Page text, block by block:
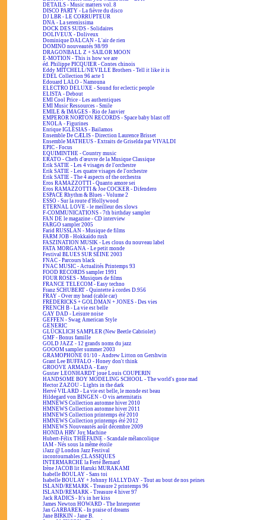
DETAILS - Music matters vol. 8
DISCO PARTY - La fièvre du disco
DJ LBR - LE CORRUPTEUR
DNA - La serenissima
DOCK DES SUDS - Solidaires
DOLIVEUX - Doliveux
Dominique DALCAN - L'air de rien
DOMINO nouveautés 98/99
DRAGONBALL Z + SAILOR MOON
E-MOTION - This is how we are
éd. Philippe PICQUIER - Contes chinois
Eddy MITCHELL/NEVILLE Brothers - Tell it like it is
EDEL Collection 96 acte 1
Edouard LALO - Namouna
ELECTRO DELUXE - Sound for eclectic people
ELISTA - Debout
EMI Cool Price - Les authentiques
EMI Music Ressources - Smile
EMILE & IMAGES - Rio de Janvier
EMPEROR NORTON RECORDS - Space baby blast off
ENOLA - Figurines
Enrique IGLESIAS - Bailamos
Ensemble De CÆLIS - Direction Laurence Brisset
Ensemble MATHEUS - Extraits de Griselda par VIVALDI
EPIC - Focus
EQUIMINTHE - Country music
ERATO - Chefs d'œuvre de la Musique Classique
Erik SATIE - Les 4 visages de l'orchestre
Erik SATIE - Les quatre visages de l'orchestre
Erik SATIE - The 4 aspects of the orchestra
Eros RAMAZZOTTI - Quanto amore sei
Eros RAMAZZOTTI & Joe COCKER - Difendero
ESPACE Rhythm & Blues - Volume 2
ESSO - Sur la route d'Hollywood
ETERNAL LOVE - le meilleur des slows
F-COMMUNICATIONS - 7th birthday sampler
FAN DE le magazine - CD interview
FARGO sampler 2005
Farid RUSSLAN - Musique de films
FARM JOB - Hokkaïdo rush
FASZINATION MUSIK - Les clous du nouveau label
FATA MORGANA - Le petit monde
Festival BLUES SUR SEINE 2003
FNAC - Parcours black
FNAC MUSIC - Actualités Printemps 93
FOOD RECORDS sampler 1991
FOUR ROSES - Musiques de films
FRANCE TELECOM - Easy techno
Franz SCHUBERT - Quintette à cordes D.956
FRAY - Over my head (cable car)
FREDERICKS + GOLDMAN + JONES - Des vies
FRENCH B - La vie est belle
GAY DAD - Leisure noise
GEFFEN - Swag American Style
GENERIC
GLÜCKLICH SAMPLER (New Beetle Cabriolet)
GMF - Bonus famille
GOLD JAZZ - 12 grands noms du jazz
GOOOM sampler summer 2003
GRAMOPHONE 01/10 - Andrew Litton on Gershwin
Grant Lee BUFFALO - Honey don't think
GROOVE ARMADA - Easy
Gustav LEONHARDT joue Louis COUPERIN
HANDSOME BOY MODELING SCHOOL - The world's gone mad
Hector ZAZOU - Lights in the dark
Hervé VILARD - La vie est belle, le monde est beau
Hildegard von BINGEN - O vis aeternitatis
HMNEWS Collection automne hiver 2010
HMNEWS Collection automne hiver 2011
HMNEWS Collection printemps été 2010
HMNEWS Collection printemps été 2012
HMNEWS Nouveautés août décembre 2009
HONDA HRV Joy Machine
Hubert-Félix THIÉFAINE - Scandale mélancolique
IAM - Nés sous la même étoile
iJazz @ London Jazz Festival
incontournables CLASSIQUES
INTERMARCHÉ la Ferté Bernard
Irène JACOB lit Haruki MURAKAMI
Isabelle BOULAY - Sans toi
Isabelle BOULAY + Johnny HALLYDAY - Tout au bout de nos peines
ISLAND/REMARK - Treasure 2 printemps 96
ISLAND/REMARK - Treasure 4 hiver 97
Jack RADICS - It's in her kiss
James Newton HOWARD - The Interpreter
Jan GARBAREK - In praise of dreams
Jane BIRKIN - Jane B.